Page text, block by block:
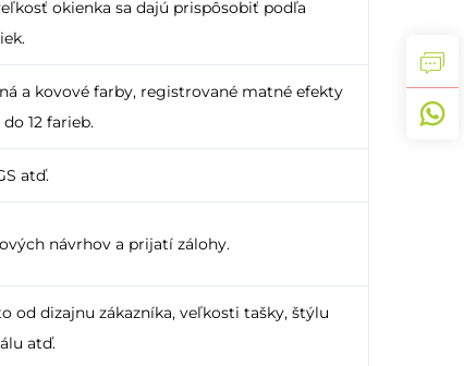
okienka sa dajú prispôsobiť podľa
a kovové farby, registrované matné efekty
12 farieb.
atď.
návrhov a prijatí zálohy.
od dizajnu zákazníka, veľkosti tašky, štýlu
atď.